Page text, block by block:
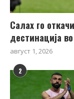
Салах го
дестинација
август 1, 2026
2